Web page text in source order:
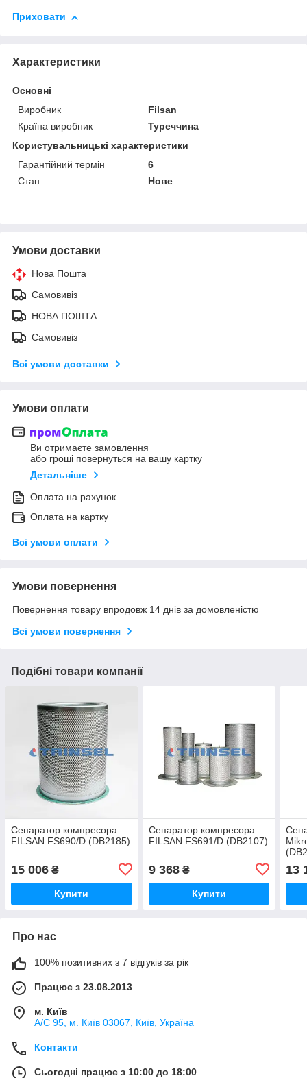
Приховати
Характеристики
Основні
Виробник
Filsan
Країна виробник
Туреччина
Користувальницькі характеристики
Гарантійний термін
6
Стан
Нове
Умови доставки
Нова Пошта
Самовивіз
НОВА ПОШТА
Самовивіз
Всі умови доставки
Умови оплати
Ви отримаєте замовлення
або гроші повернуться на вашу картку
Детальніше
Оплата на рахунок
Оплата на картку
Всі умови оплати
Умови повернення
Повернення товару впродовж 14 днів за домовленістю
Всі умови повернення
Подібні товари компанії
Сепаратор компресора
FILSAN FS690/D (DB2185)
15 006 ₴
Купити
Сепаратор компресора
FILSAN FS691/D (DB2107)
9 368₴
Купити
13
Про нас
100% позитивних з 7 відгуків за рік
Працює з 23.08.2013
м. Київ
А/С 95, м. Київ 03067, Київ, Україна
Контакти
Сьогодні працює з 10:00 до 18:00